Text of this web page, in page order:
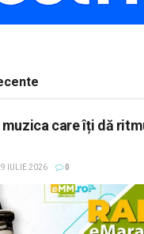
muzica care îți dă
IULIE 2026 0